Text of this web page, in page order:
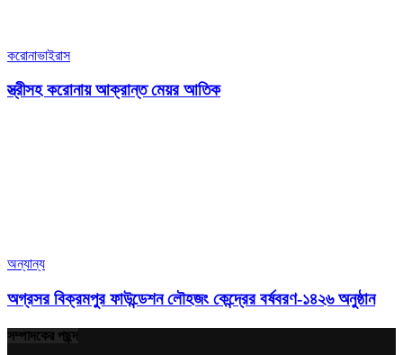
করোনাভাইরাস
স্ত্রীসহ করোনায় আক্রান্ত মেয়র আতিক
অন্যান্য
অগ্রসর বিক্রমপুর ফাউন্ডেশন লৌহজং কেন্দ্রের বর্ষবরণ-১৪২৬ অনুষ্ঠান
সম্পাদকের পছন্দ